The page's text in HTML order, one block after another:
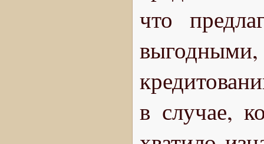
что
в случае,